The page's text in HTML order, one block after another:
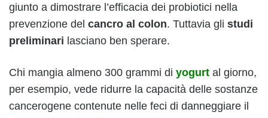
giunto a dimostrare l’efficacia dei probiotici nella
prevenzione del cancro al colon. Tuttavia gli studi
preliminari lasciano ben sperare.
Chi mangia almeno 300 grammi di yogurt al giorno,
per esempio, vede ridurre la capacità delle sostanze
cancerogene contenute nelle feci di danneggiare il